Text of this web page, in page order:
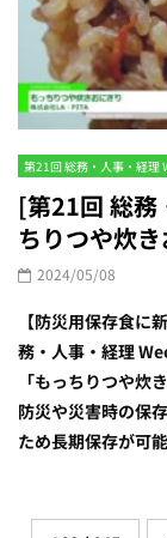
第21回 総務・人事・経理
[第21回 総務
ちりつや炊
2024/05/08
【防災用保存食に
務・人事・経理
「もっちりつや炊
防災や災害時の保
ため長期保存が可